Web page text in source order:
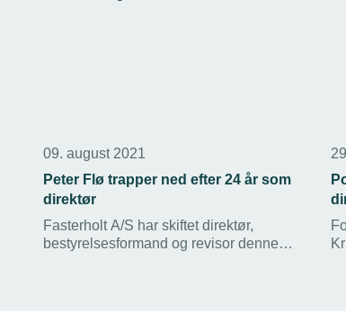
09. august 2021
Peter Flø trapper ned efter 24 år som
direktør
Fasterholt A/S har skiftet direktør,
bestyrelsesformand og revisor denne